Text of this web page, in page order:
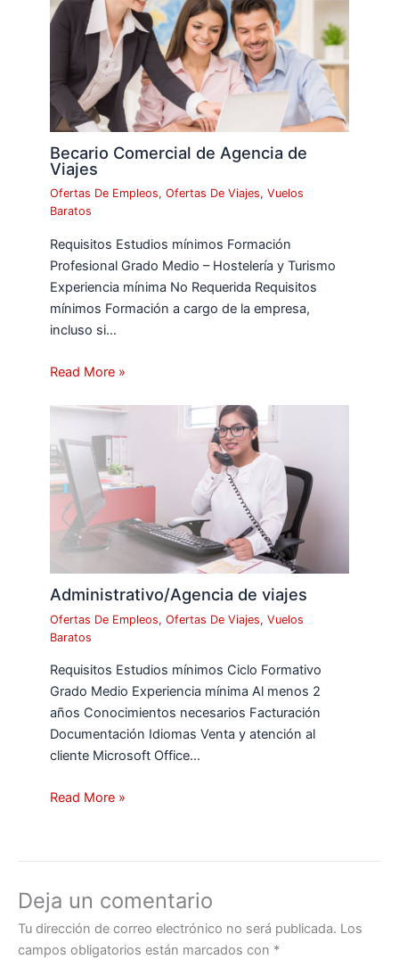
Becario Comercial de Agencia de
Viajes
Ofertas De Empleos,Ofertas De Viajes,Vuelos
Baratos
Requisitos Estudios mínimos Formación
Profesional Grado Medio – Hostelería y Turismo
Experiencia mínima No Requerida Requisitos
mínimos Formación a cargo de la empresa,
incluso si…
Read More »
Administrativo/Agencia de viajes
Ofertas De Empleos,Ofertas De Viajes,Vuelos
Baratos
Requisitos Estudios mínimos Ciclo Formativo
Grado Medio Experiencia mínima Al menos 2
años Conocimientos necesarios Facturación
Documentación Idiomas Venta y atención al
cliente Microsoft Office…
Read More »
Deja un comentario
Tu dirección de correo electrónico no será publicada. Los
campos obligatorios están marcados con *